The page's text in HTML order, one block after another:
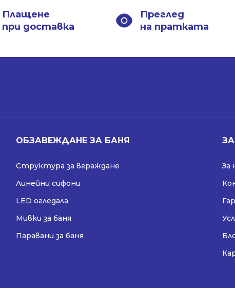
/
669.44 лв..
/
488.94 лв..
Плащене
при доставка
Преглед
на пратката
ОБЗАВЕЖДАНЕ ЗА БАНЯ
Структура за вграждане
Линейни сифони
LED огледала
Мивки за баня
Паравани за баня
За